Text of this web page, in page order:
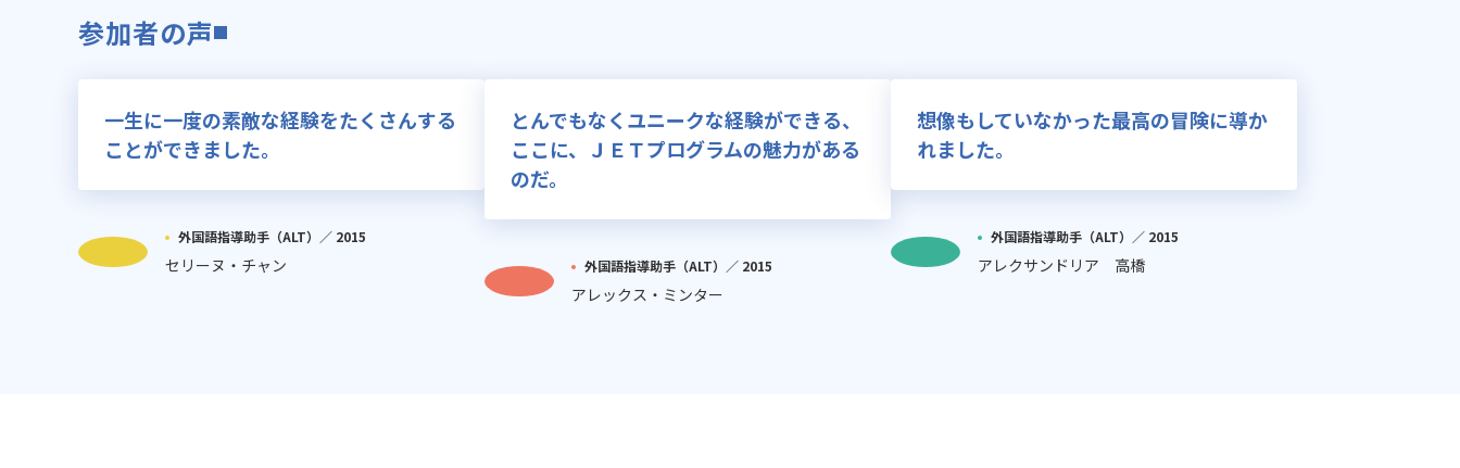
参加者の声
一生に一度の素敵な経験をたくさんする
ことができました。
外国語指導助手（ALT）／ 2015
セリーヌ・チャン
とんでもなくユニークな経験ができる、
ここに、ＪＥＴプログラムの魅力がある
のだ。
外国語指導助手（ALT）／ 2015
アレックス・ミンター
想像もしていなかった最高の冒険に導か
れました。
外国語指導助手（ALT）／ 2015
アレクサンドリア 高橋